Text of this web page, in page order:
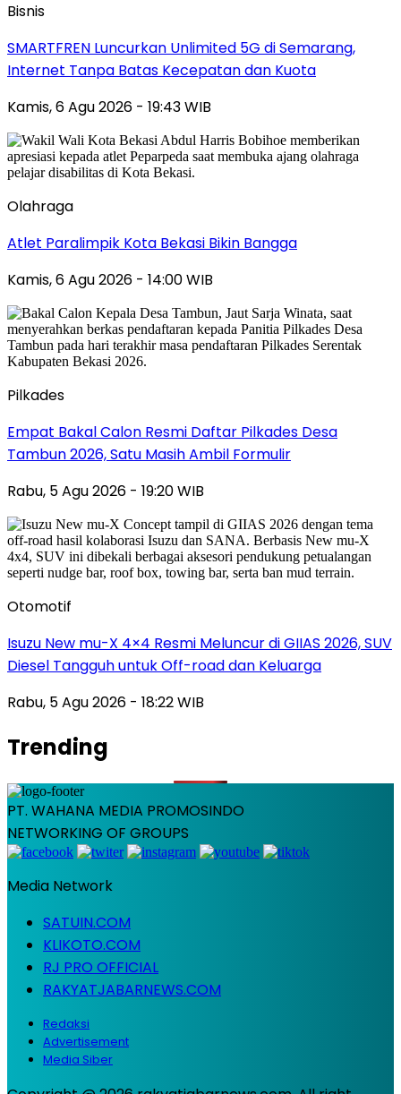
Bisnis
SMARTFREN Luncurkan Unlimited 5G di Semarang,
Internet Tanpa Batas Kecepatan dan Kuota
Kamis, 6 Agu 2026 - 19:43 WIB
Olahraga
Atlet Paralimpik Kota Bekasi Bikin Bangga
Kamis, 6 Agu 2026 - 14:00 WIB
Pilkades
Empat Bakal Calon Resmi Daftar Pilkades Desa
Tambun 2026, Satu Masih Ambil Formulir
Rabu, 5 Agu 2026 - 19:20 WIB
Otomotif
Isuzu New mu-X 4×4 Resmi Meluncur di GIIAS 2026, SUV
Diesel Tangguh untuk Off-road dan Keluarga
Rabu, 5 Agu 2026 - 18:22 WIB
Trending
PT. WAHANA MEDIA PROMOSINDO
NETWORKING OF GROUPS
Media Network
SATUIN.COM
KLIKOTO.COM
RJ PRO OFFICIAL
RAKYATJABARNEWS.COM
Redaksi
Advertisement
Media Siber